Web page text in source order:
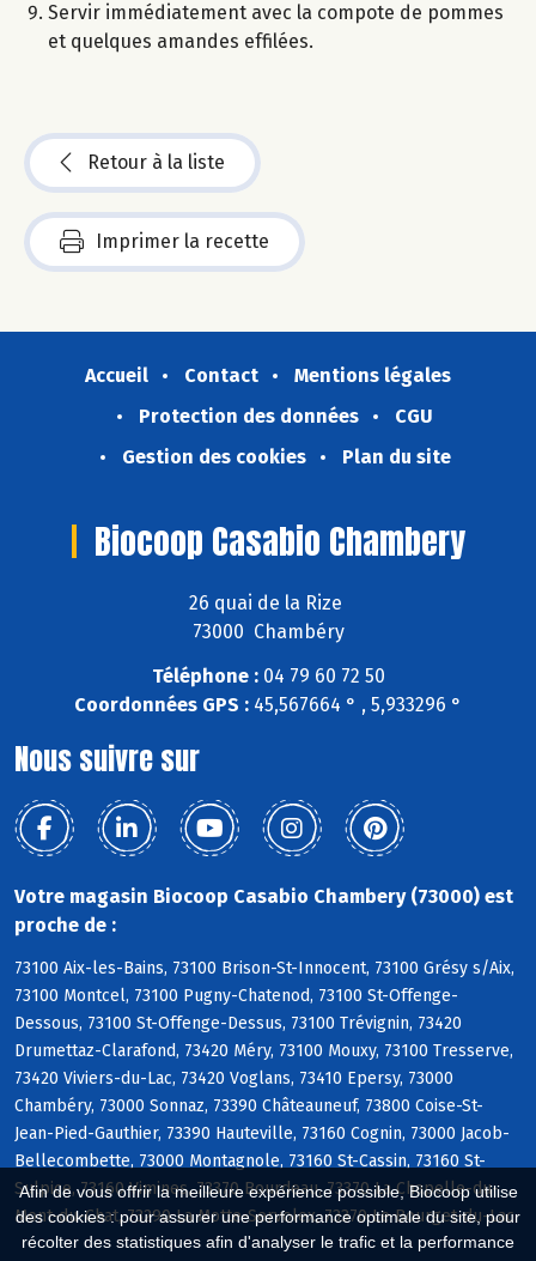
Afin de vous offrir la meilleure expérience possible, Biocoop utilise
des cookies : pour assurer une performance optimale du site, pour
récolter des statistiques afin d'analyser le trafic et la performance
Servir immédiatement avec la compote de pommes
et quelques amandes effilées.
Retour à la liste
Imprimer la recette
Accueil Contact
Mentions légales
Protection des données
CGU
Gestion des cookies
Plan du site
Biocoop Casabio Chambery
26 quai de la Rize
73000 Chambéry
Téléphone :04 79 60 72 50
Coordonnées GPS : 45,567664 ° , 5,933296 °
Nous suivre sur
Votre magasin Biocoop Casabio Chambery (73000) est
proche de :
73100 Aix-les-Bains, 73100 Brison-St-Innocent, 73100 Grésy s/Aix,
73100 Montcel, 73100 Pugny-Chatenod, 73100 St-Offenge-
Dessous, 73100 St-Offenge-Dessus, 73100 Trévignin, 73420
Drumettaz-Clarafond, 73420 Méry, 73100 Mouxy, 73100 Tresserve,
73420 Viviers-du-Lac, 73420 Voglans, 73410 Epersy, 73000
Chambéry, 73000 Sonnaz, 73390 Châteauneuf, 73800 Coise-St-
Jean-Pied-Gauthier, 73390 Hauteville, 73160 Cognin, 73000 Jacob-
Bellecombette, 73000 Montagnole, 73160 St-Cassin, 73160 St-
Sulpice, 73160 Vimines, 73370 Bourdeau, 73370 La Chapelle-du-
Mont-du-Chat, 73290 La Motte-Servolex, 73370 Le Bourget-du-Lac